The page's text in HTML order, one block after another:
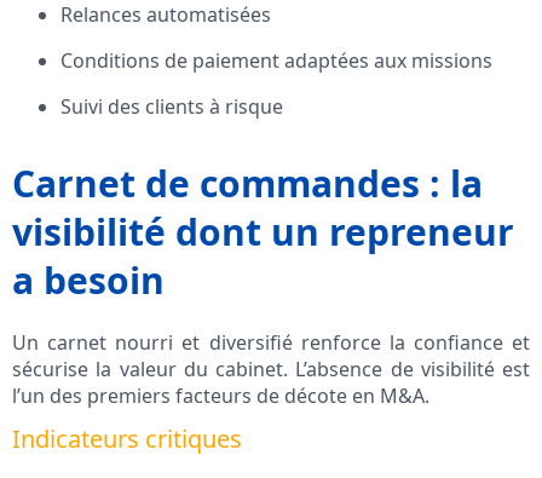
Relances automatisées
Conditions de paiement adaptées aux missions
Suivi des clients à risque
Carnet de commandes : la
visibilité dont un repreneur
a besoin
Un carnet nourri et diversifié renforce la confiance et
sécurise la valeur du cabinet. L’absence de visibilité est
l’un des premiers facteurs de décote en M&A.
Indicateurs critiques